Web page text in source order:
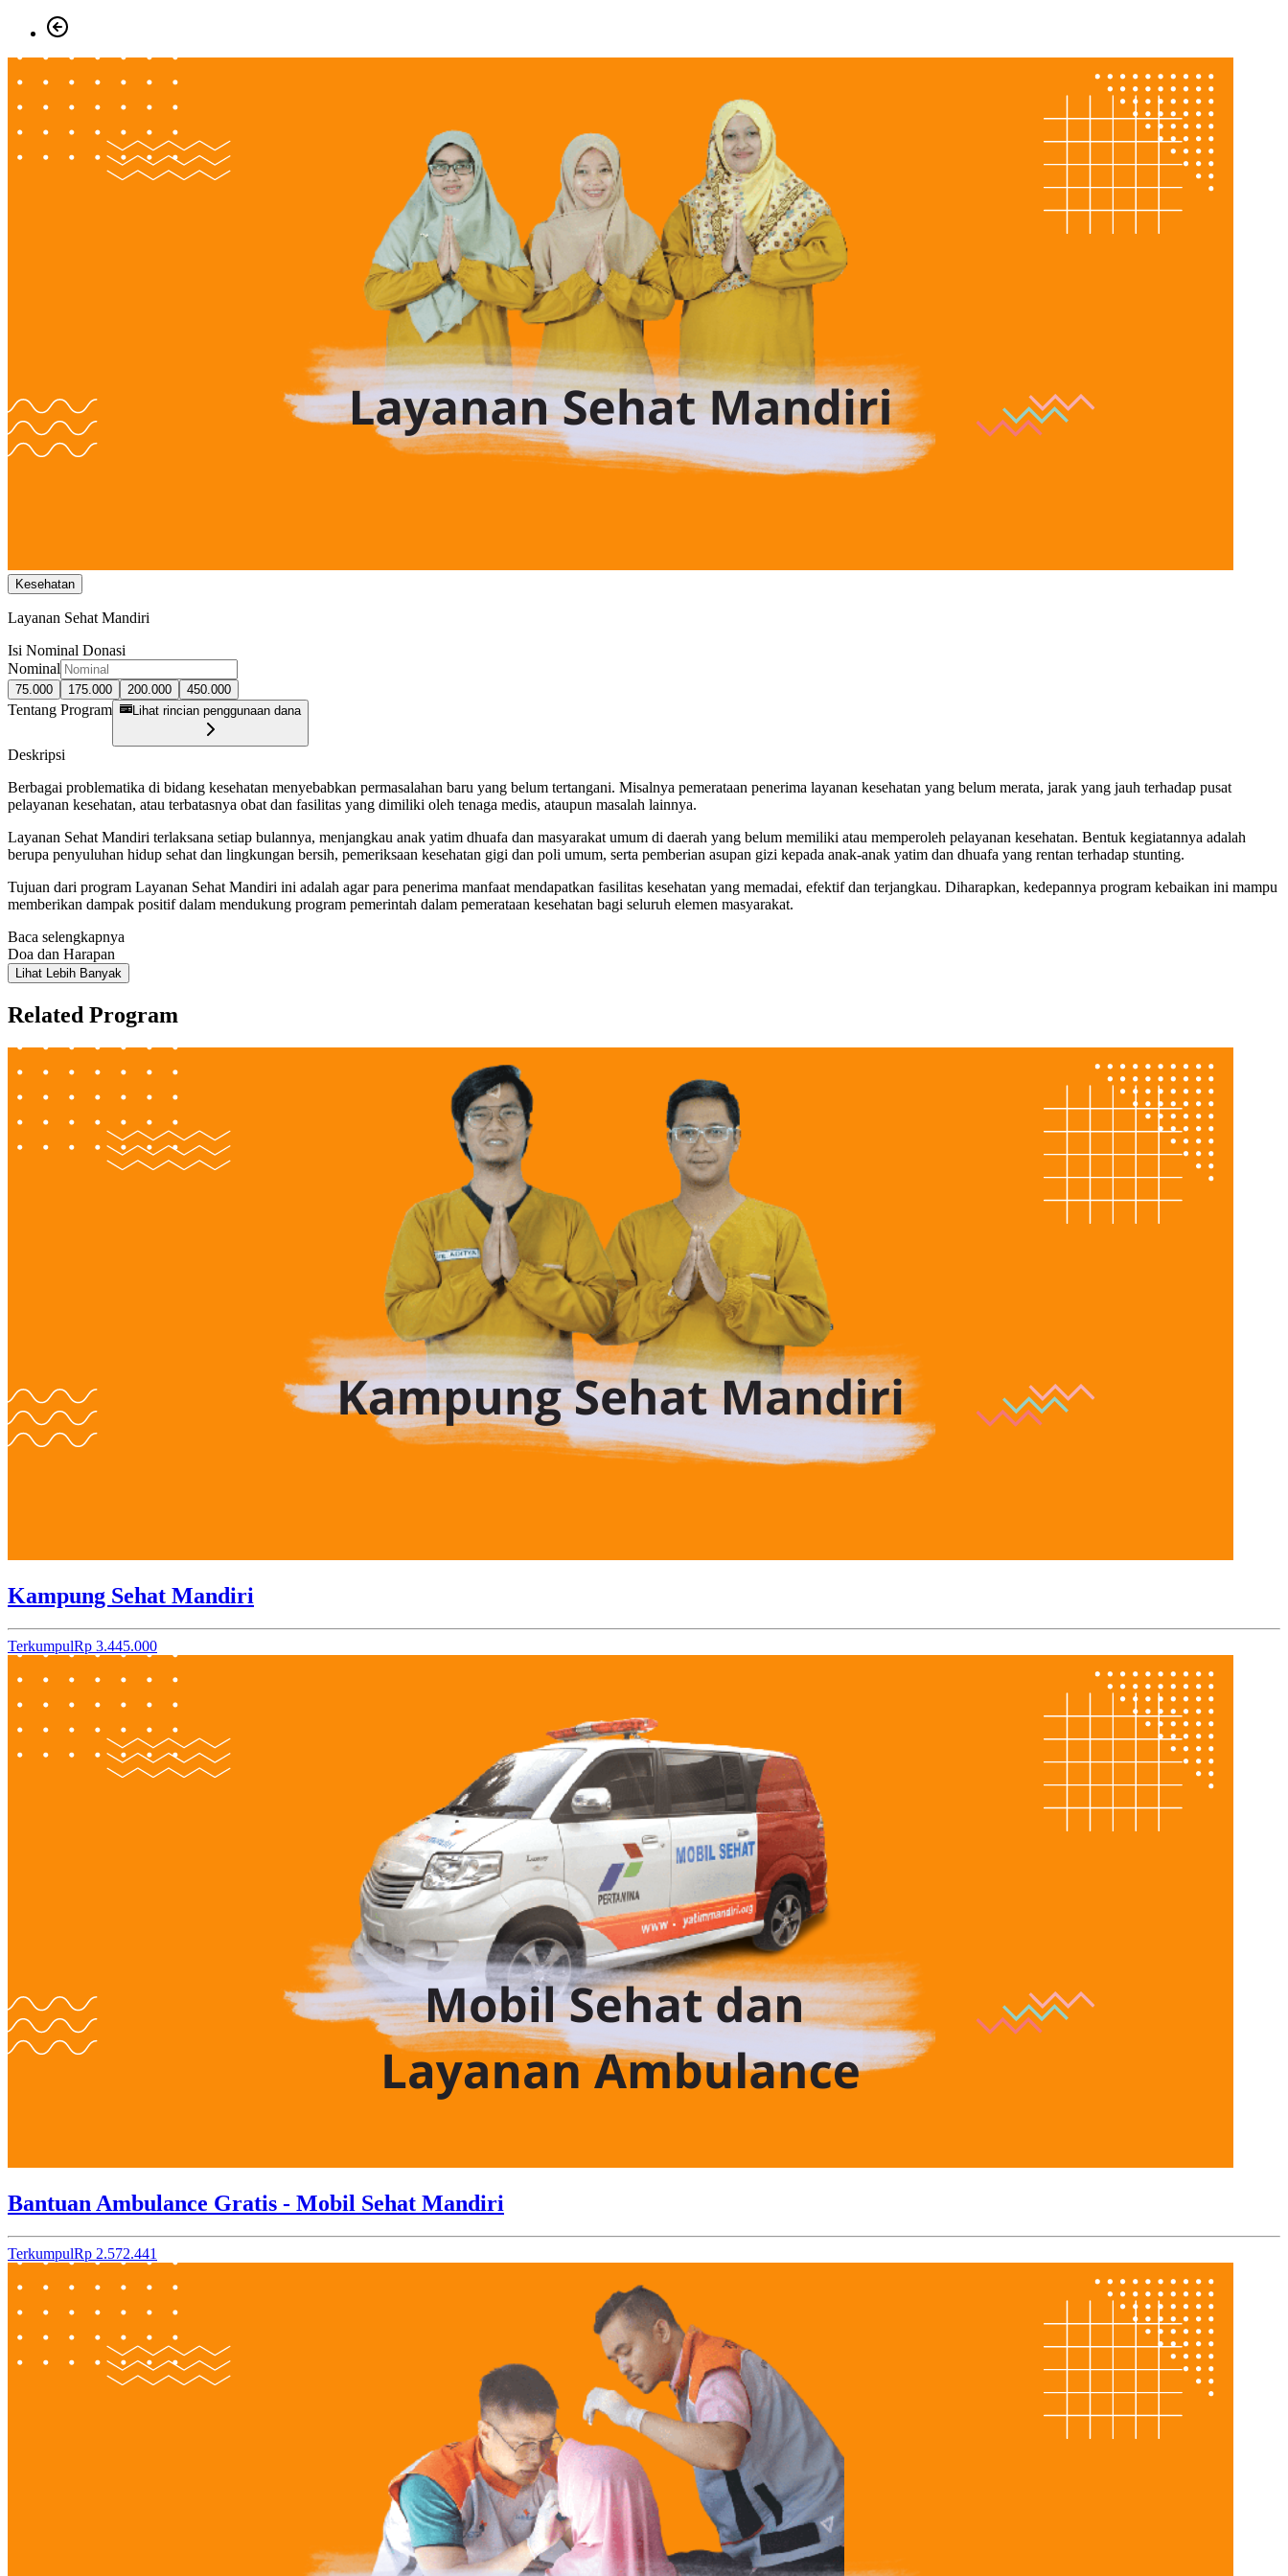
Kesehatan
Layanan Sehat Mandiri
Isi Nominal Donasi
Nominal
75.000 175.000 200.000 450.000
Tentang Program Lihat rincian penggunaan dana
Deskripsi
Berbagai problematika di bidang kesehatan menyebabkan permasalahan baru yang belum tertangani. Misalnya pemerataan penerima layanan kesehatan yang belum merata, jarak yang jauh terhadap pusat
pelayanan kesehatan, atau terbatasnya obat dan fasilitas yang dimiliki oleh tenaga medis, ataupun masalah lainnya.
Layanan Sehat Mandiri terlaksana setiap bulannya, menjangkau anak yatim dhuafa dan masyarakat umum di daerah yang belum memiliki atau memperoleh pelayanan kesehatan. Bentuk kegiatannya adalah
berupa penyuluhan hidup sehat dan lingkungan bersih, pemeriksaan kesehatan gigi dan poli umum, serta pemberian asupan gizi kepada anak-anak yatim dan dhuafa yang rentan terhadap stunting.
Tujuan dari program Layanan Sehat Mandiri ini adalah agar para penerima manfaat mendapatkan fasilitas kesehatan yang memadai, efektif dan terjangkau. Diharapkan, kedepannya program kebaikan ini mampu
memberikan dampak positif dalam mendukung program pemerintah dalam pemerataan kesehatan bagi seluruh elemen masyarakat.
Baca selengkapnya
Doa dan Harapan
Lihat Lebih Banyak
Related Program
Kampung Sehat Mandiri
TerkumpulRp 3.445.000
Bantuan Ambulance Gratis - Mobil Sehat Mandiri
TerkumpulRp 2.572.441